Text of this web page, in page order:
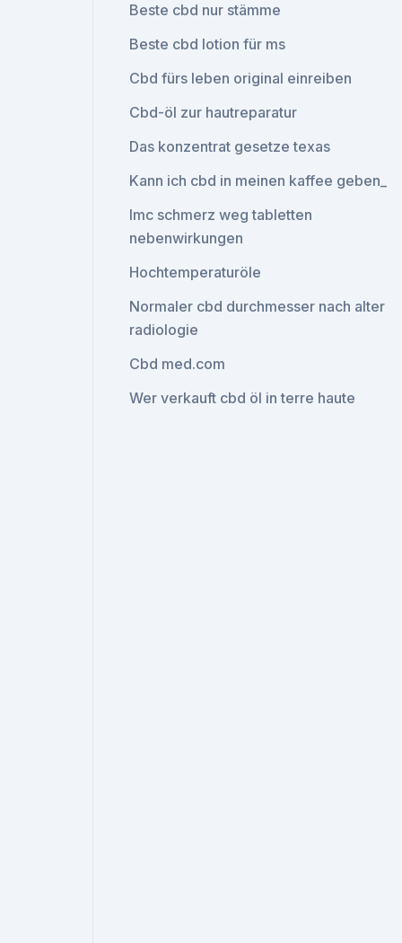
Beste cbd nur stämme
Beste cbd lotion für ms
Cbd fürs leben original einreiben
Cbd-öl zur hautreparatur
Das konzentrat gesetze texas
Kann ich cbd in meinen kaffee geben_
Imc schmerz weg tabletten
nebenwirkungen
Hochtemperaturöle
Normaler cbd durchmesser nach alter
radiologie
Cbd med.com
Wer verkauft cbd öl in terre haute